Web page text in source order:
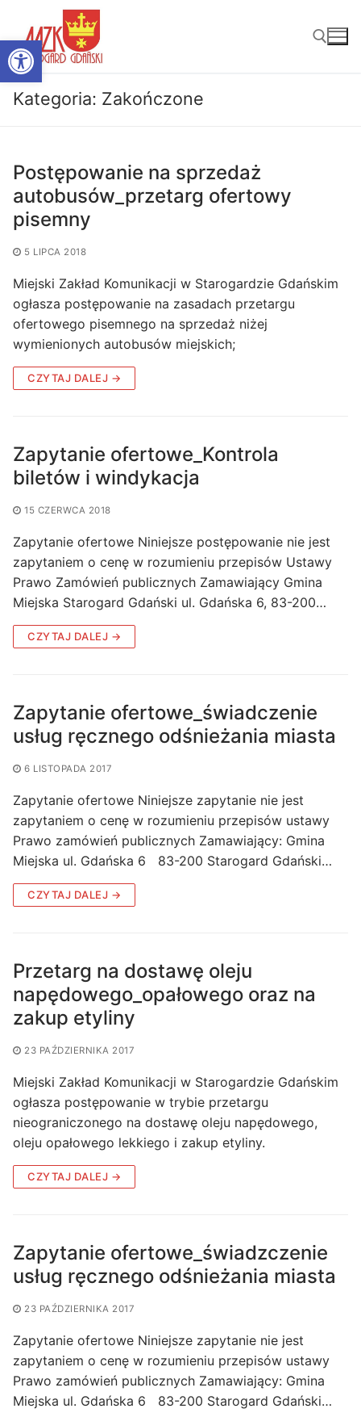
Otwórz pasek narzędzi
treści
Szukaj:
Kategoria: Zakończone
Postępowanie na sprzedaż
autobusów_przetarg ofertowy
pisemny
5 LIPCA 2018
Miejski Zakład Komunikacji w Starogardzie Gdańskim
ogłasza postępowanie na zasadach przetargu
ofertowego pisemnego na sprzedaż niżej
wymienionych autobusów miejskich;
CZYTAJ DALEJ →
Zapytanie ofertowe_Kontrola
biletów i windykacja
15 CZERWCA 2018
Zapytanie ofertowe Niniejsze postępowanie nie jest
zapytaniem o cenę w rozumieniu przepisów Ustawy
Prawo Zamówień publicznych Zamawiający Gmina
Miejska Starogard Gdański ul. Gdańska 6, 83-200…
CZYTAJ DALEJ →
Zapytanie ofertowe_świadczenie
usług ręcznego odśnieżania miasta
6 LISTOPADA 2017
Zapytanie ofertowe Niniejsze zapytanie nie jest
zapytaniem o cenę w rozumieniu przepisów ustawy
Prawo zamówień publicznych Zamawiający: Gmina
Miejska ul. Gdańska 6 83-200 Starogard Gdański…
CZYTAJ DALEJ →
Przetarg na dostawę oleju
napędowego_opałowego oraz na
zakup etyliny
23 PAŹDZIERNIKA 2017
Miejski Zakład Komunikacji w Starogardzie Gdańskim
ogłasza postępowanie w trybie przetargu
nieograniczonego na dostawę oleju napędowego,
oleju opałowego lekkiego i zakup etyliny.
CZYTAJ DALEJ →
Zapytanie ofertowe_świadzczenie
usług ręcznego odśnieżania miasta
23 PAŹDZIERNIKA 2017
Zapytanie ofertowe Niniejsze zapytanie nie jest
zapytaniem o cenę w rozumieniu przepisów ustawy
Prawo zamówień publicznych Zamawiający: Gmina
Miejska ul. Gdańska 6 83-200 Starogard Gdański…